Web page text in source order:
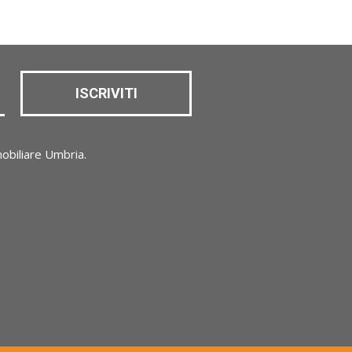
ISCRIVITI
Umbria.